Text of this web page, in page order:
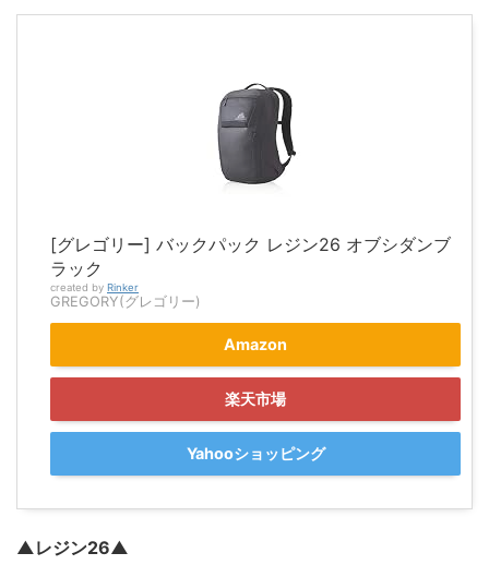
[グレゴリー] バックパック レジン26 オブシダンブ
ラック
created by Rinker
GREGORY(グレゴリー)
Amazon
楽天市場
Yahooショッピング
▲レジン26▲